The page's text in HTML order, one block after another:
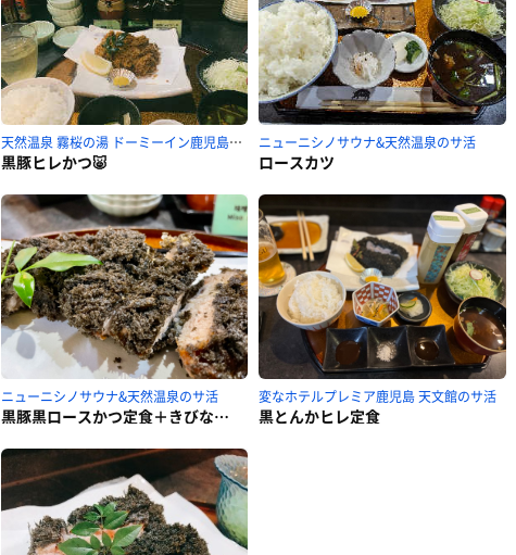
天然温泉 霧桜の湯 ドーミーイン鹿児島のサ活
黒豚ヒレかつ🐷
ニューニシノサウナ&天然温泉のサ活
ロースカツ
ニューニシノサウナ&天然温泉のサ活
黒豚黒ロースかつ定食＋きびなご刺身
変なホテルプレミア鹿児島 天文館のサ活
黒とんかヒレ定食